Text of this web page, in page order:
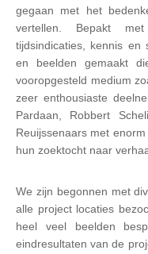
gegaan met het
vertellen. Bepakt met
tijdsindicaties, kennis en
en beelden gemaakt
vooropgesteld medium
zeer enthousiaste
Pardaan, Robbert
Reuijssenaars met
hun zoektocht naar
We zijn begonnen met
alle project locaties
heel veel beelden
eindresultaten van de